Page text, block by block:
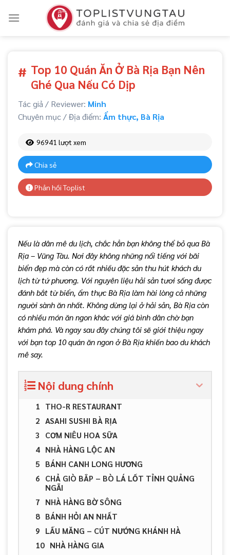
# Top 10 Quán Ăn Ở Bà Rịa Bạn Nên
Ghé Qua Nếu Có Dịp
Tác giả / Reviewer: Minh
Chuyên mục / Địa điểm: Ẩm thực, Bà Rịa
96941 lượt xem
Chia sẻ
Phản hồi Toplist
Nếu là dân mê du lịch, chắc hẳn bạn không thể bỏ qua Bà
Rịa – Vũng Tàu. Nơi đây không những nổi tiếng với bãi
biển đẹp mà còn có rất nhiều đặc sản thu hút khách du
lịch từ tứ phương. Với nguyên liệu hải sản tươi sống được
đánh bắt từ biển, ẩm thực Bà Rịa làm hài lòng cả những
người sành ăn nhất. Không dừng lại ở hải sản, Bà Rịa còn
có nhiều món ăn ngon khác với giá bình dân chờ bạn
khám phá. Và ngay sau đây chúng tôi sẽ giới thiệu ngay
với bạn top 10 quán ăn ngon ở Bà Rịa khiến bao du khách
mê say.
Nội dung chính
THO-R RESTAURANT
ASAHI SUSHI BÀ RỊA
CƠM NIÊU HOA SỮA
NHÀ HÀNG LỘC AN
BÁNH CANH LONG HƯƠNG
CHẢ GIÒ BẮP – BÒ LÁ LỐT TỈNH QUẢNG
NGÃI
NHÀ HÀNG BỜ SÔNG
BÁNH HỎI AN NHẤT
LẨU MĂNG – CÚT NƯỚNG KHÁNH HÀ
NHÀ HÀNG GIA